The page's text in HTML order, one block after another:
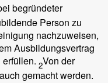
begründeter
Person zu
nachzuweisen,
Ausbildungsvertrag
2Von der
gemacht werden.